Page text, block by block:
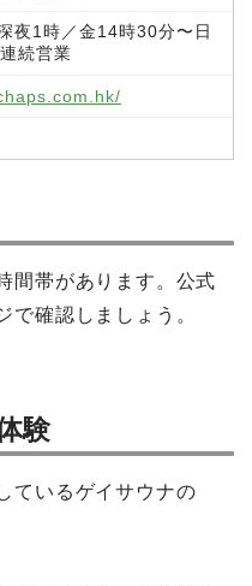
夜1時／金14時30分〜日
続営業
間帯があります。公式
で確認しましょう。
験
ているゲイサウナの